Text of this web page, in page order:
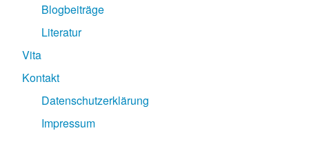
Blogbeiträge
Literatur
Vita
Kontakt
Datenschutzerklärung
Impressum